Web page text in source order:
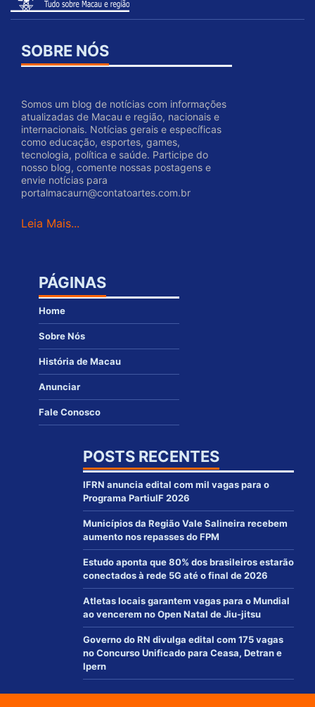
SOBRE NÓS
Somos um blog de notícias com informações
atualizadas de Macau e região, nacionais e
internacionais. Notícias gerais e específicas
como educação, esportes, games,
tecnologia, política e saúde. Participe do
nosso blog, comente nossas postagens e
envie notícias para
portalmacaurn@contatoartes.com.br
Leia Mais...
PÁGINAS
Home
Sobre Nós
História de Macau
Anunciar
Fale Conosco
POSTS RECENTES
IFRN anuncia edital com mil vagas para o
Programa PartiuIF 2026
Municípios da Região Vale Salineira recebem
aumento nos repasses do FPM
Estudo aponta que 80% dos brasileiros estarão
conectados à rede 5G até o final de 2026
Atletas locais garantem vagas para o Mundial
ao vencerem no Open Natal de Jiu-jitsu
Governo do RN divulga edital com 175 vagas
no Concurso Unificado para Ceasa, Detran e
Ipern